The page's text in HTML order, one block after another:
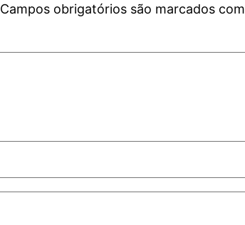
Campos obrigatórios são marcados com